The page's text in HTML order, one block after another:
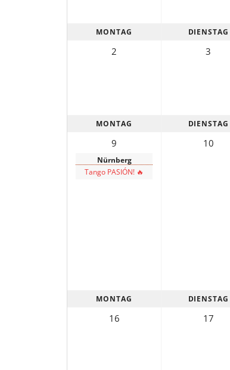
MONTAG DIENSTAG
2 3
MONTAG DIENSTAG
9
Nürnberg
Tango PASIÓN! 🔥
10
MONTAG DIENSTAG
16 17